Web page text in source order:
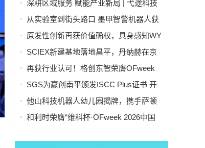
深耕区域服务 赋能产业新局 | 弋途科技
华南中心落地深圳，全域AIOT战略全面
从实验室到街头路口 墨甲智警机器人获
虎啸双银奖
原发性创新再获价值确权，具身感知WY
代表帕西尼入选未来产业定义者榜单
SCIEX新建基地落地昌平，丹纳赫在京
布局第三座制造基地
再获行业认可！格创东智荣膺OFweek
2026中国智能制造行业年度卓越领军企
SGS为赢创南平颁发ISCC Plus证书 开
启化工循环经济新历程
他山科技机器人幼儿园揭牌，携手萨顿
教授与生态伙伴，共启具身智能“启蒙时
和利时荣膺“维科杯·OFweek 2026中国
自主创新实力引领智造新浪潮